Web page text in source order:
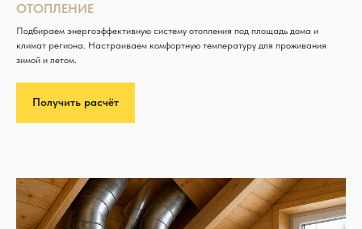
ОТОПЛЕНИЕ
Подбираем энергоэффективную систему отопления под площадь дома и
климат региона. Настраиваем комфортную температуру для проживания
зимой и летом.
Получить расчёт